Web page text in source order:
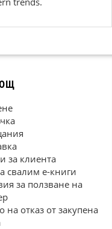
за клиента
свалим е-книги
за ползване на
на отказ от закупена